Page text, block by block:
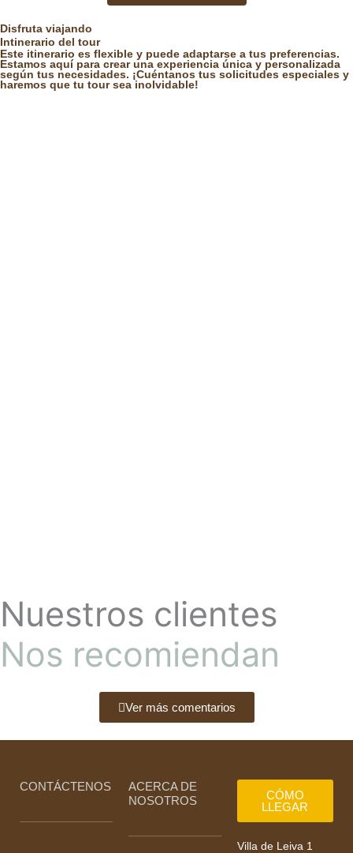
Disfruta viajando
Intinerario del tour
Este itinerario es flexible y puede adaptarse a tus preferencias.
Estamos aquí para crear una experiencia única y personalizada
según tus necesidades. ¡Cuéntanos tus solicitudes especiales y
haremos que tu tour sea inolvidable!
Nuestros clientes
Nos recomiendan
Ver más comentarios
CONTÁCTENOS
ACERCA DE
NOSOTROS
CÓMO
LLEGAR
Villa de Leiva 1